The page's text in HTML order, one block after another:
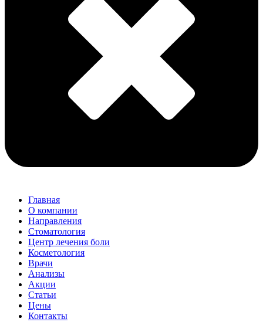
Главная
О компании
Направления
Стоматология
Центр лечения боли
Косметология
Врачи
Анализы
Акции
Статьи
Цены
Контакты